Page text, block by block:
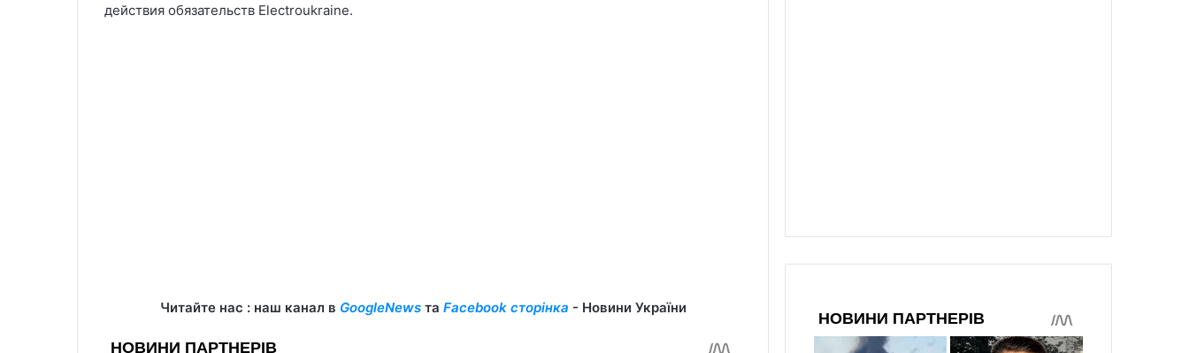
действия обязательств Electroukraine.
Читайте нас : наш канал в GoogleNewsта Facebook сторінка - Новини України